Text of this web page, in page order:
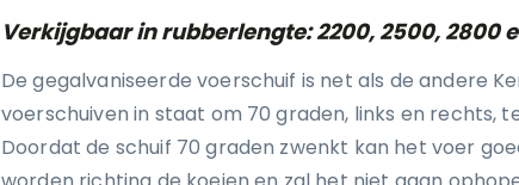
Verkijgbaar in rubberlengte: 2200, 2500, 2800
De gegalvaniseerde voerschuif is net als de andere
voerschuiven in staat om 70 graden, links en rechts,
Doordat de schuif 70 graden zwenkt kan het voer